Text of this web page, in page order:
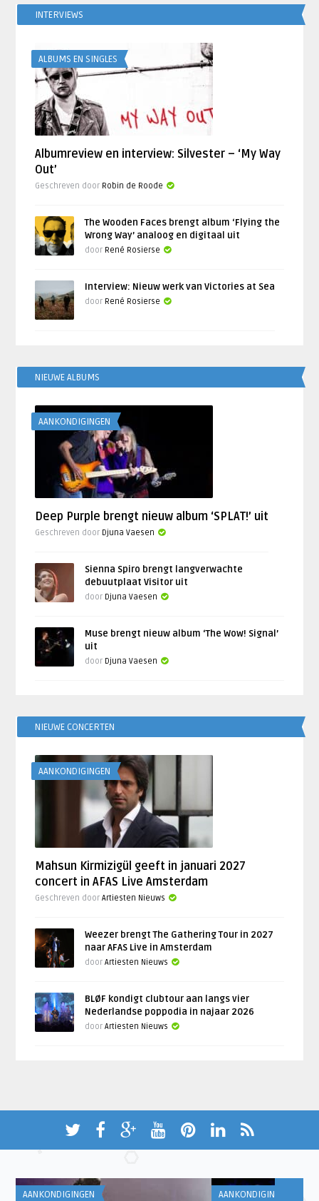
INTERVIEWS
ALBUMS EN SINGLES
Albumreview en interview: Silvester – ‘My Way
Out’
Geschreven door Robin de Roode
The Wooden Faces brengt album ‘Flying the
Wrong Way’ analoog en digitaal uit
door René Rosierse
Interview: Nieuw werk van Victories at Sea
door René Rosierse
NIEUWE ALBUMS
AANKONDIGINGEN
Deep Purple brengt nieuw album ‘SPLAT!’ uit
Geschreven door Djuna Vaesen
Sienna Spiro brengt langverwachte
debuutplaat Visitor uit
door Djuna Vaesen
Muse brengt nieuw album ‘The Wow! Signal’
uit
door Djuna Vaesen
NIEUWE CONCERTEN
AANKONDIGINGEN
Mahsun Kirmizigül geeft in januari 2027
concert in AFAS Live Amsterdam
Geschreven doorArtiesten Nieuws
Weezer brengt The Gathering Tour in 2027
naar AFAS Live in Amsterdam
doorArtiesten Nieuws
BLØF kondigt clubtour aan langs vier
Nederlandse poppodia in najaar 2026
doorArtiesten Nieuws
AANKONDIGINGEN AANKONDIGINGEN